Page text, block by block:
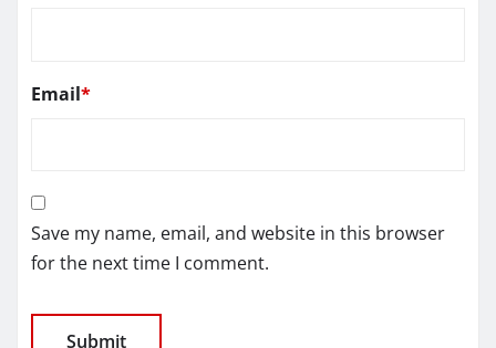
Email*
Save my name, email, and website in this browser
for the next time I comment.